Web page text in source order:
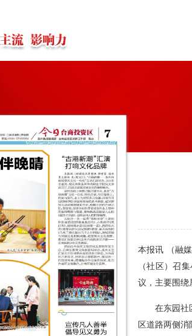
本报讯 （融
（社区）召
议，主要围绕
在东园社
区道路两侧